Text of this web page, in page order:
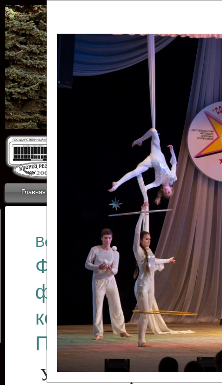
Главная Коллективы Новости
ОТЧЕТЫ ГКЦ
Все отчеты
Финал
фестиваля
коллективов
Приднестровского
Участники фестиваля: